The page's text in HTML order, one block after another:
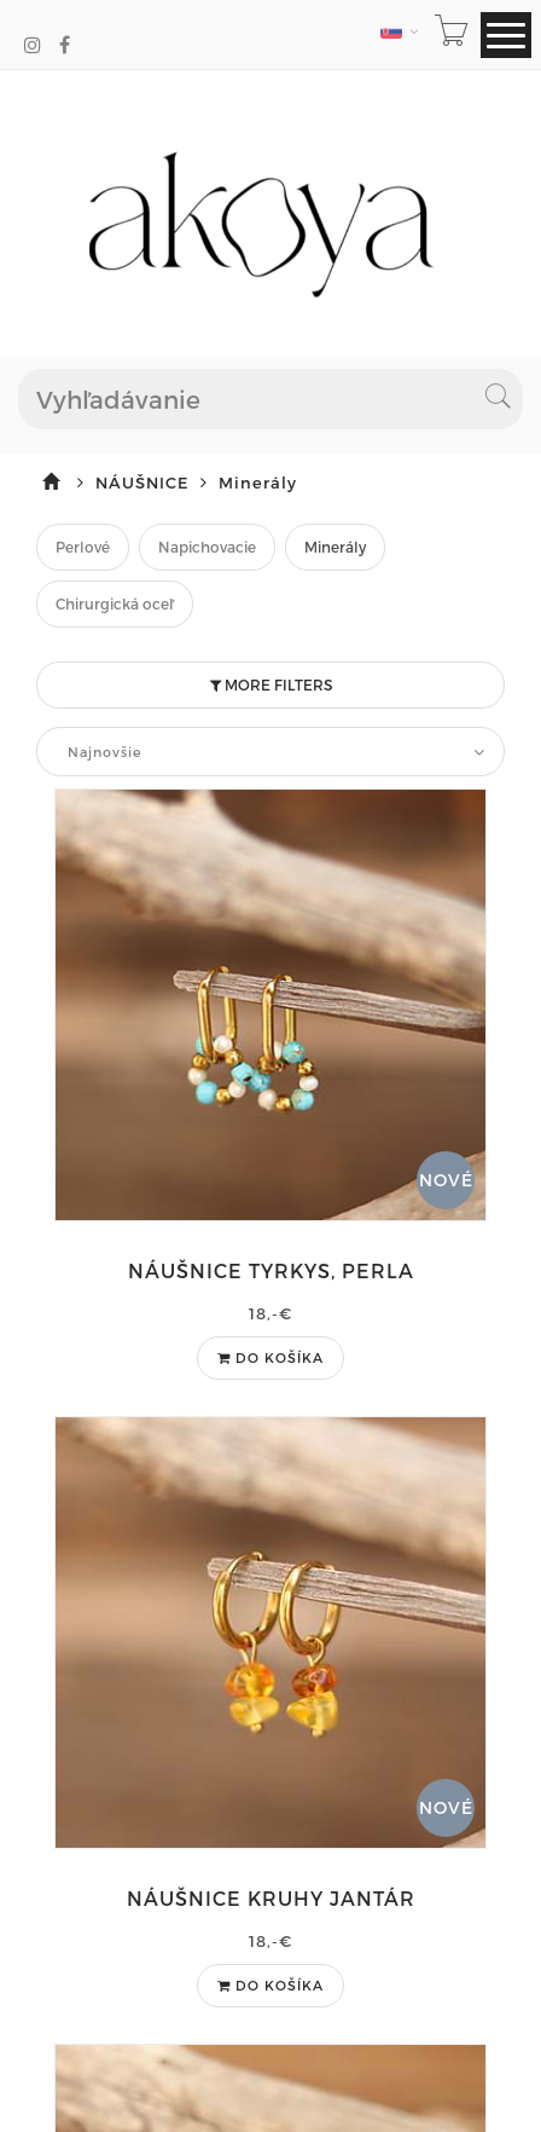
JAZYK
NÁUŠNICE Minerály
Perlové Napichovacie Minerály
Chirurgická oceľ
MORE FILTERS
Najnovšie
NOVÉ
NÁUŠNICE TYRKYS, PERLA
18,-€
DO KOŠÍKA
NOVÉ
NÁUŠNICE KRUHY JANTÁR
18,-€
DO KOŠÍKA